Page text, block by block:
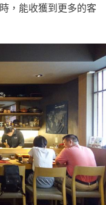
，能收獲到更多的客